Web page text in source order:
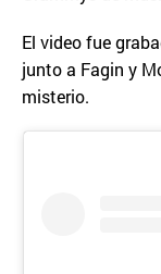
El video fue
junto a Fagin y
misterio.